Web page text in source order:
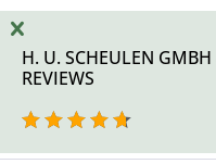
H. U. SCHEULEN
REVIEWS